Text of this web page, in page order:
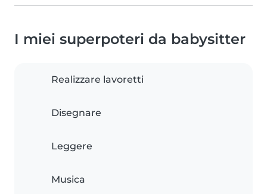
I miei superpoteri da babysitter
Realizzare lavoretti
Disegnare
Leggere
Musica